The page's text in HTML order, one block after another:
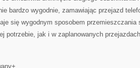
bardzo wygodnie, zamawiając przejazd
się wygodnym sposobem przemieszczania
potrzebie, jak i w zaplanowanych